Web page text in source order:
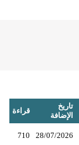
تاريخ
الإضافة
قراءة
28/07/2026
710